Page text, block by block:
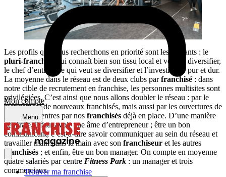
Mon compte
Menu
Trouver ma franchise
Les profils que nous recherchons en priorité sont les suivants : le
pluri-franchisé
qui connaît bien son tissu local et veut se diversifier,
le chef d’entreprise qui veut se diversifier et l’investisseur pur et dur.
La moyenne dans le réseau est de deux clubs parfranchisé : dans
notre cible de recrutement en franchise, les personnes multisites sont
privilégiées. C’est ainsi que nous allons doubler le réseau : par le
recrutement de nouveaux franchisés, mais aussi par les ouvertures de
nouveaux centres par nos franchisés déjà en place. D’une manière
générale, il faut avoir une âme d’entrepreneur ; être un bon
communicant, c’est-à-dire savoir communiquer au sein du réseau et
travailler main dans la main avec son franchiseur et les autres
franchisés ; et enfin, être un bon manager. On compte en moyenne
quatre salariés par centre Fitness Park : un manager et trois
commerciaux.